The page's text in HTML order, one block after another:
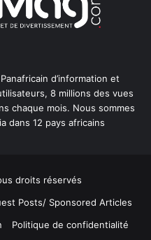
d’information et
8 millions des vues
chaque mois. Nous sommes
dans 12 pays africains
droits réservés
Posts/ Sponsored Articles
Politique de confidentialité